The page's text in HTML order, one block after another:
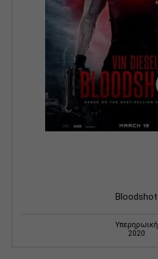
Bloodshot
Υπερηρωική
2020